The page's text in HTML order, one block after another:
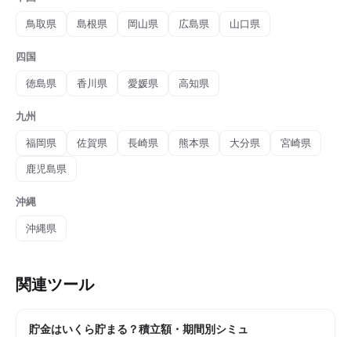
鳥取県
島根県 岡山県 広島県 山口県
四国
徳島県
香川県 愛媛県 高知県
九州
福岡県
佐賀県 長崎県 熊本県 大分県
宮崎県
鹿児島県
沖縄
沖縄県
関連ツール
貯金はいくら貯まる？積立額・期間別シミュ